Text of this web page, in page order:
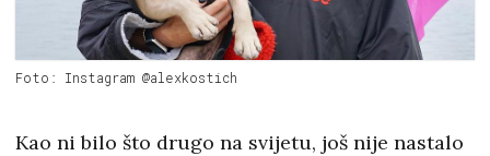
Foto: Instagram @alexkostich
Kao ni bilo što drugo na svijetu, još nije nastalo